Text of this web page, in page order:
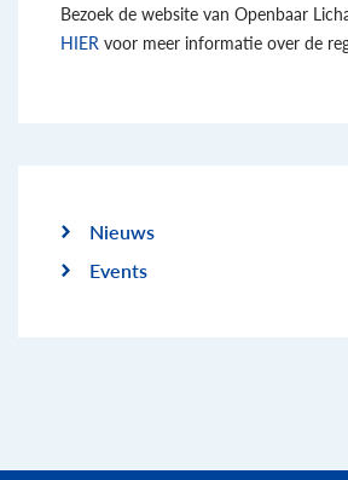
Bezoek de website van Openbaar
HIER voor meer informatie over de
Nieuws
Events